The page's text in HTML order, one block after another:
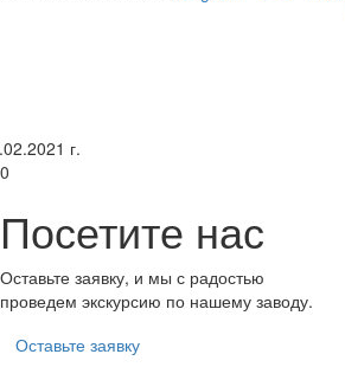
г.
Посетите нас
Оставьте заявку, и мы с радостью
проведем экскурсию по нашему заводу.
Оставьте заявку